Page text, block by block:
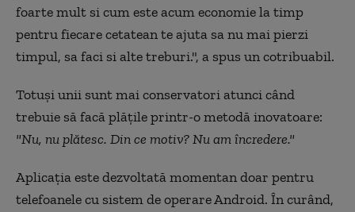
foarte mult si cum este acum economie la timp
pentru fiecare cetatean te ajuta sa nu mai pierzi
timpul, sa faci si alte treburi.", a spus un cotribuabil.
Totuşi unii sunt mai conservatori atunci când
trebuie să facă plăţile printr-o metodă inovatoare:
"Nu, nu plătesc. Din ce motiv? Nu am încredere."
Aplicaţia este dezvoltată momentan doar pentru
telefoanele cu sistem de operare Android. În curând,